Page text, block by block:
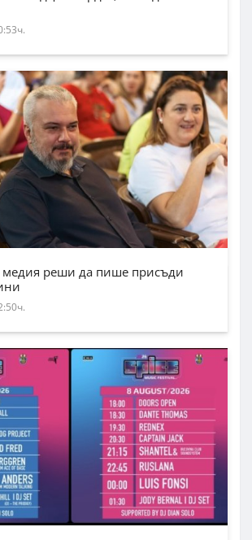
медия реши да пише присъди